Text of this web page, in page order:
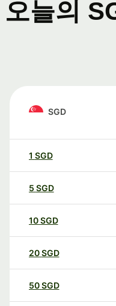
오늘의
SGD
1 SGD
5 SGD
10SGD
20SGD
50SGD